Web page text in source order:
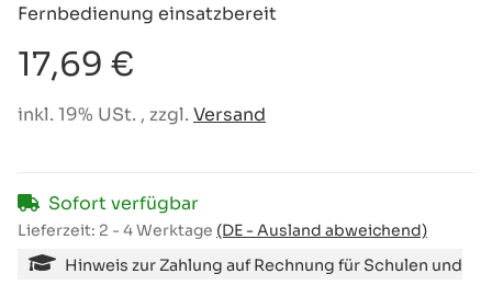
Fernbedienung einsatzbereit
17,69 €
inkl. 19% USt. , zzgl. Versand
Sofort verfügbar
Lieferzeit: 2 - 4 Werktage (DE - Ausland abweichend)
Hinweis zur Zahlung auf Rechnung für Schulen und